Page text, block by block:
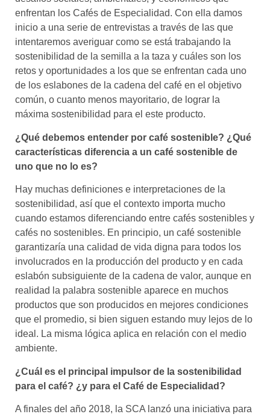
enfrentan los Cafés de Especialidad. Con ella damos
inicio a una serie de entrevistas a través de las que
intentaremos averiguar como se está trabajando la
sostenibilidad de la semilla a la taza y cuáles son los
retos y oportunidades a los que se enfrentan cada uno
de los eslabones de la cadena del café en el objetivo
común, o cuanto menos mayoritario, de lograr la
máxima sostenibilidad para el este producto.
¿Qué debemos entender por café sostenible? ¿Qué
características diferencia a un café sostenible de
uno que no lo es?
Hay muchas definiciones e interpretaciones de la
sostenibilidad, así que el contexto importa mucho
cuando estamos diferenciando entre cafés sostenibles y
cafés no sostenibles. En principio, un café sostenible
garantizaría una calidad de vida digna para todos los
involucrados en la producción del producto y en cada
eslabón subsiguiente de la cadena de valor, aunque en
realidad la palabra sostenible aparece en muchos
productos que son producidos en mejores condiciones
que el promedio, si bien siguen estando muy lejos de lo
ideal. La misma lógica aplica en relación con el medio
ambiente.
¿Cuál es el principal impulsor de la sostenibilidad
para el café? ¿y para el Café de Especialidad?
A finales del año 2018, la SCA lanzó una iniciativa para